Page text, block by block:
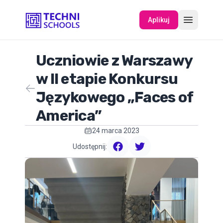
Aplikuj
O NAS
WYDARZENIA
Uczniowie z Warszawy
w II etapie Konkursu
Językowego „Faces of
America”
24 marca 2023
Udostępnij:
facebooktwitter